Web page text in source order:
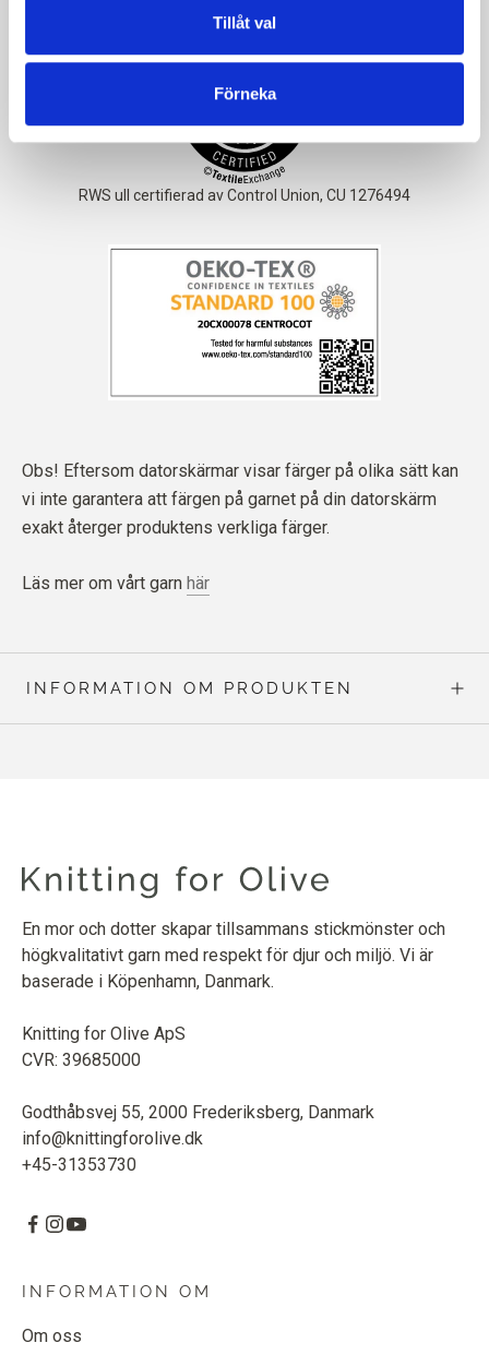
Tillåt val
Förneka
Obs! Eftersom datorskärmar visar färger på olika sätt kan
vi inte garantera att färgen på garnet på din datorskärm
exakt återger produktens verkliga färger.
Läs mer om vårt garn här
INFORMATION OM PRODUKTEN
En mor och dotter skapar tillsammans stickmönster och
högkvalitativt garn med respekt för djur och miljö. Vi är
baserade i Köpenhamn, Danmark.
Knitting for Olive ApS
CVR: 39685000
Godthåbsvej 55, 2000 Frederiksberg, Danmark
info@knittingforolive.dk
+45-31353730
INFORMATION OM
Om oss